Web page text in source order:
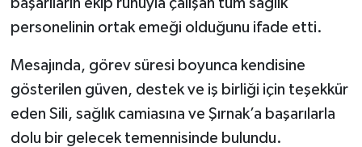
personelinin ortak emeği olduğunu ifade etti.
Mesajında, görev süresi boyunca kendisine
gösterilen güven, destek ve iş birliği için teşekkür
eden Sili, sağlık camiasına ve Şırnak’a başarılarla
dolu bir gelecek temennisinde bulundu.